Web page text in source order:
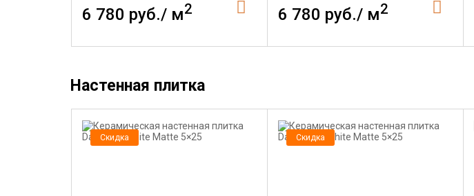
6 780 руб./ м2 6 780 руб./ м2
Настенная плитка
Скидка Скидка